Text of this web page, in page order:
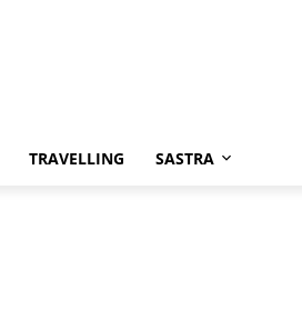
TRAVELLING SASTRA